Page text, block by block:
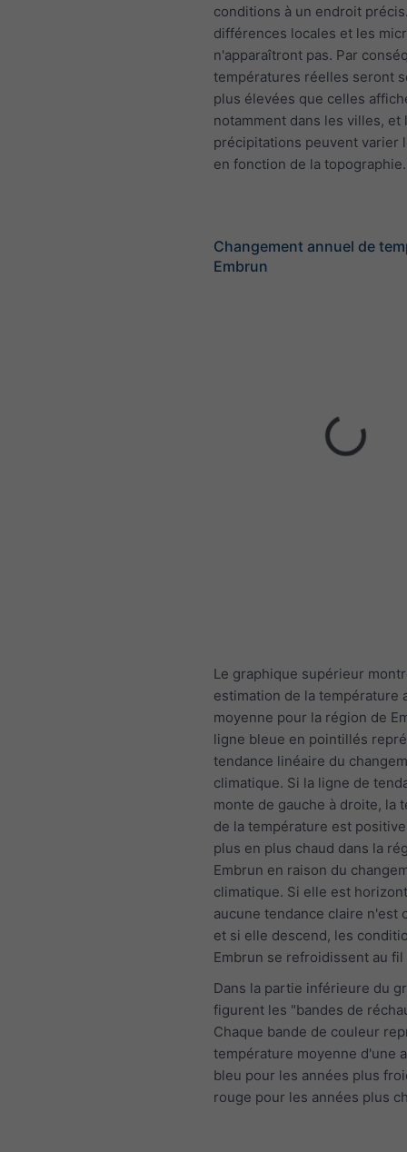
conditions à un endroit
différences locales et les
n'apparaîtront pas. Par
températures réelles seront
plus élevées que celles
notamment dans les villes, et
précipitations peuvent varier
en fonction de la topographie.
Changement annuel de
Embrun
Le graphique supérieur
estimation de la température
moyenne pour la région de
ligne bleue en pointillés
tendance linéaire du
climatique. Si la ligne de
monte de gauche à droite, la
de la température est
plus en plus chaud dans la
Embrun en raison du
climatique. Si elle est
aucune tendance claire n'est
et si elle descend, les
Embrun se refroidissent au fil
Dans la partie inférieure du
figurent les "bandes de
Chaque bande de couleur
température moyenne d'une
bleu pour les années plus
rouge pour les années plus